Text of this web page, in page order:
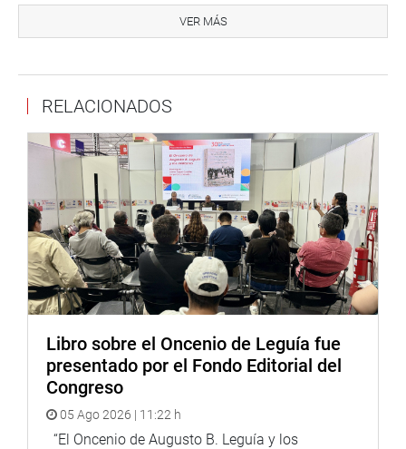
congresista Cheryl Trigozo. «Nuestra región tiene mucho
que ofrecer, desde su rica biodiversidad hasta la calidez
proteger y promover la riqueza cultural de la Amazonía
peruana. La conferencia de prensa «San Juan: Un legado
de cultura, cosmovisión y gastronomía amazónica» logró
su objetivo de poner en valor la riqueza cultural de la
Amazonía y llamar a la acción para impulsar un
desarrollo sostenible que beneficie a las comunidades
locales.
VER MÁS
RELACIONADOS
Libro sobre el Oncenio de Leguía fue
presentado por el Fondo Editorial del
Congreso
05 Ago 2026 | 11:22 h
“El Oncenio de Augusto B. Leguía y los